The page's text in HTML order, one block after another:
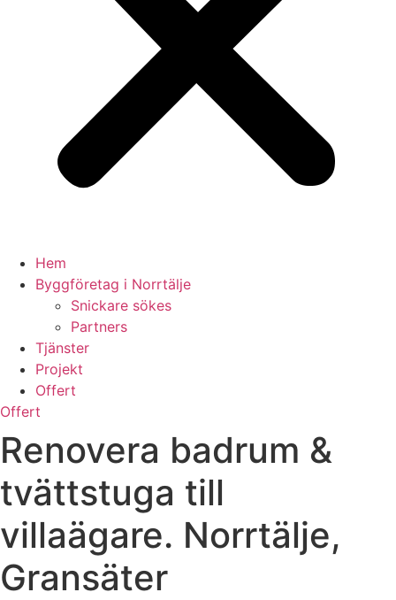
Hem
Byggföretag i Norrtälje
Snickare sökes
Partners
Tjänster
Projekt
Offert
Offert
Renovera badrum &
tvättstuga till
villaägare. Norrtälje,
Gransäter